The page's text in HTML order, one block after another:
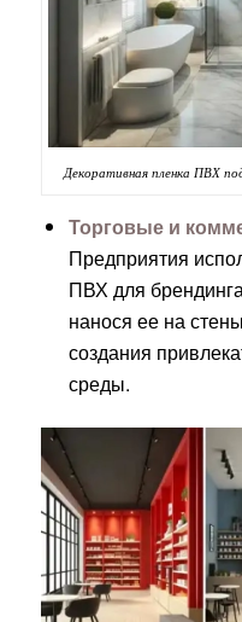
Декоративная пленка ПВХ
Торговые и
Предприятия
ПВХ для
нанося ее на
создания
среды.